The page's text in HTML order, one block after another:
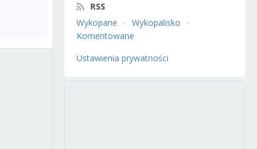
RSS
Wykopane
Wykopalisko
Komentowane
Ustawienia prywatności